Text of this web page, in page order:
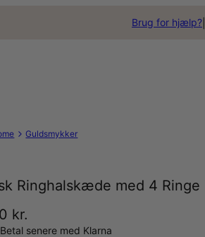
Brug for hjælp?
Guldsmykker
Ringhalskæde med 4 Ringe
kr.
senere med Klarna